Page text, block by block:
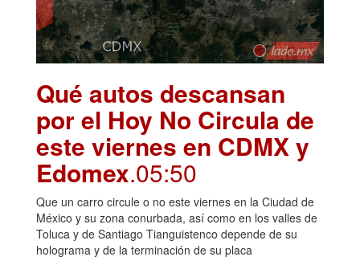
Qué autos descansan
por el Hoy No Circula de
este viernes en CDMX y
Edomex.05:50
Que un carro circule o no este viernes en la Ciudad de
México y su zona conurbada, así como en los valles de
Toluca y de Santiago Tianguistenco depende de su
holograma y de la terminación de su placa